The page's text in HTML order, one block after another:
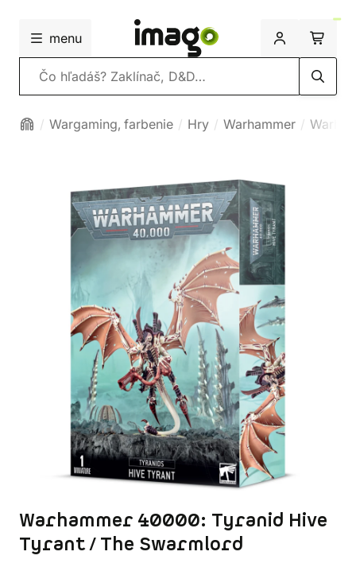
menu
Vyhľadávanie
Wargaming, farbenie Hry Warhammer
Warhammer 40000: Tyranid Hive
Tyrant / The Swarmlord